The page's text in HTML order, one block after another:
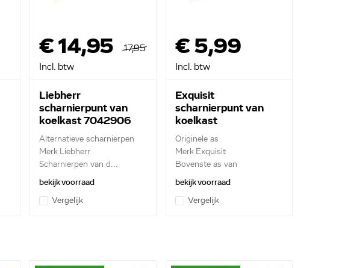
€ 14,95
17,95
Incl. btw
Liebherr
scharnierpunt van
koelkast 7042906
Alternatieve scharnierpen
Merk Liebherr
Scharnierpen van d...
bekijk voorraad
Vergelijk
€ 5,99
Incl. btw
Exquisit
scharnierpunt van
koelkast
EX1.06.TQ9H70-158
Originele as
Merk Exquisit
Bovenste as van
vriesvakdeur
bekijk voorraad
Vergelijk